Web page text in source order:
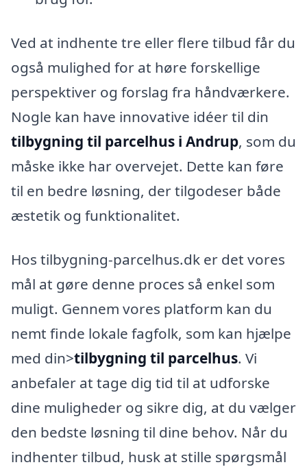
Ved at indhente tre eller flere tilbud får du
også mulighed for at høre forskellige
perspektiver og forslag fra håndværkere.
Nogle kan have innovative idéer til din
tilbygning til parcelhus i Andrup, som du
måske ikke har overvejet. Dette kan føre
til en bedre løsning, der tilgodeser både
æstetik og funktionalitet.
Hos tilbygning-parcelhus.dk er det vores
mål at gøre denne proces så enkel som
muligt. Gennem vores platform kan du
nemt finde lokale fagfolk, som kan hjælpe
med din>tilbygning til parcelhus. Vi
anbefaler at tage dig tid til at udforske
dine muligheder og sikre dig, at du vælger
den bedste løsning til dine behov. Når du
indhenter tilbud, husk at stille spørgsmål